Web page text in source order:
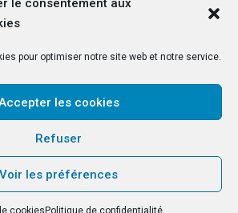
le consentement aux
pour optimiser notre site web et notre service.
les cookies
Refuser
Voir les préférences
cookies Politique de confidentialité
USDK